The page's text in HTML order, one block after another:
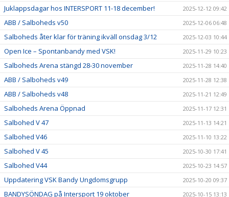
Juklappsdagar hos INTERSPORT 11-18 december! 2025-12-12 09:42
ABB / Salboheds v50 2025-12-06 06:48
Salboheds åter klar för träning ikväll onsdag 3/12 2025-12-03 10:44
Open Ice – Spontanbandy med VSK! 2025-11-29 10:23
Salboheds Arena stängd 28-30 november 2025-11-28 14:40
ABB / Salboheds v49 2025-11-28 12:38
ABB / Salboheds v48 2025-11-21 12:49
Salboheds Arena Öppnad 2025-11-17 12:31
Salbohed V 47 2025-11-13 14:21
Salbohed V46 2025-11-10 13:22
Salbohed V 45 2025-10-30 17:41
Salbohed V44 2025-10-23 14:57
Uppdatering VSK Bandy Ungdomsgrupp 2025-10-20 09:37
BANDYSÖNDAG på Intersport 19 oktober 2025-10-15 13:13